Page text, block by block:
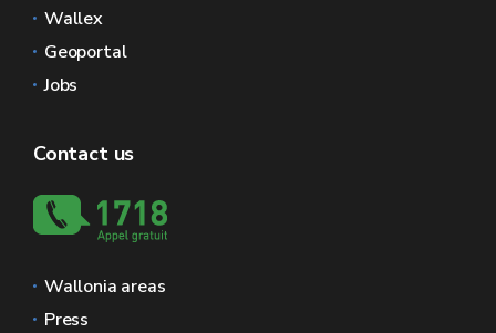
Wallex
Geoportal
Jobs
Contact us
Wallonia areas
Press